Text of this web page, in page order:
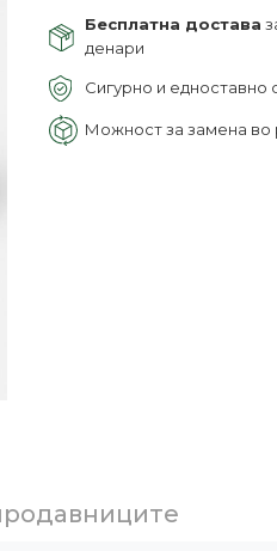
Бесплатна достава
денари
Сигурно и едноставно
Можност за замена во